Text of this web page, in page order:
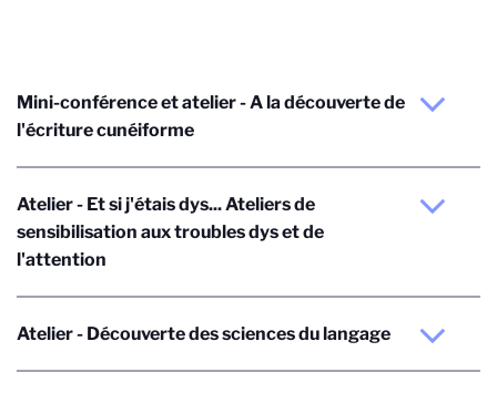
Mini-conférence et atelier - A la découverte de
l'écriture cunéiforme
Atelier - Et si j'étais dys... Ateliers de
sensibilisation aux troubles dys et de
l'attention
Atelier - Découverte des sciences du langage